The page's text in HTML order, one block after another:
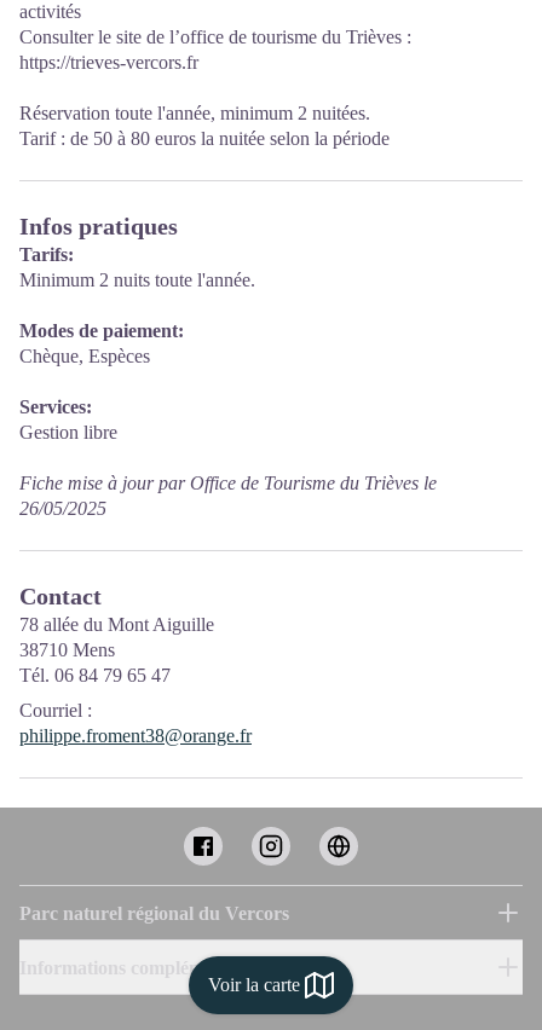
Voir la carte
activités
Consulter le site de l’office de tourisme du Trièves :
https://trieves-vercors.fr
Réservation toute l'année, minimum 2 nuitées.
Tarif : de 50 à 80 euros la nuitée selon la période
Infos pratiques
Tarifs:
Minimum 2 nuits toute l'année.
Modes de paiement:
Chèque, Espèces
Services:
Gestion libre
Fiche mise à jour par Office de Tourisme du Trièves le
26/05/2025
Contact
78 allée du Mont Aiguille
38710 Mens
Tél. 06 84 79 65 47
Courriel :
philippe.froment38@orange.fr
Parc naturel régional du Vercors
Informations complémentaires